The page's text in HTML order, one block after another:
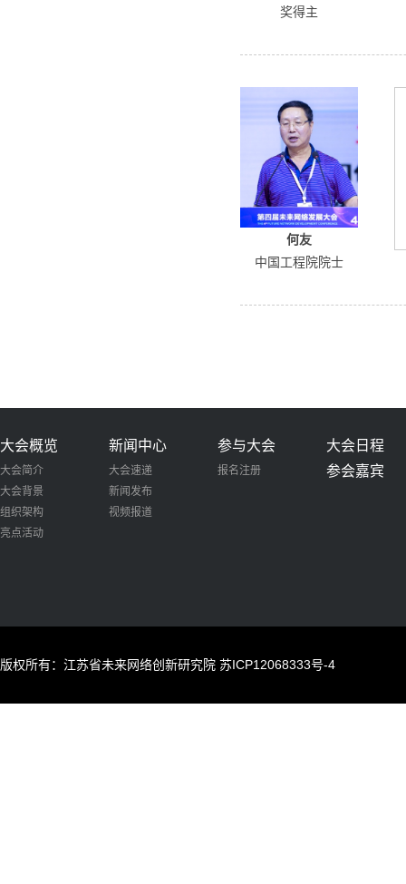
奖得主
何友
中国工程院院士
大会概览
大会简介
大会背景
组织架构
亮点活动
新闻中心
大会速递
新闻发布
视频报道
参与大会
报名注册
大会日程
参会嘉宾
版权所有：江苏省未来网络创新研究院 苏ICP12068333号-4